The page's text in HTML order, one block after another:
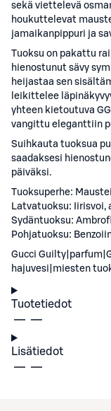
sekä viettelevä
houkuttelevat
jamaikanpippuri ja
Tuoksu on pakattu
hienostunut sävy
heijastaa sen
leikittelee
yhteen kietoutuva
vangittu eleganttiin
Suihkauta tuoksua
saadaksesi
päiväksi.
Tuoksuperhe:
Latvatuoksu: Iirisvoi,
Sydäntuoksu:
Pohjatuoksu:
Gucci
hajuvesi|miesten
Tuotetiedot
Lisätiedot